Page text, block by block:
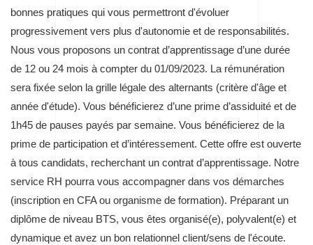
bonnes pratiques qui vous permettront d'évoluer
progressivement vers plus d'autonomie et de responsabilités.
Nous vous proposons un contrat d’apprentissage d’une durée
de 12 ou 24 mois à compter du 01/09/2023. La rémunération
sera fixée selon la grille légale des alternants (critère d'âge et
année d'étude). Vous bénéficierez d’une prime d’assiduité et de
1h45 de pauses payés par semaine. Vous bénéficierez de la
prime de participation et d’intéressement. Cette offre est ouverte
à tous candidats, recherchant un contrat d’apprentissage. Notre
service RH pourra vous accompagner dans vos démarches
(inscription en CFA ou organisme de formation). Préparant un
diplôme de niveau BTS, vous êtes organisé(e), polyvalent(e) et
dynamique et avez un bon relationnel client/sens de l'écoute.